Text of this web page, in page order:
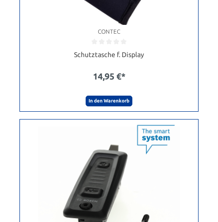
CONTEC
Schutztasche f. Display
14,95 €*
In den Warenkorb